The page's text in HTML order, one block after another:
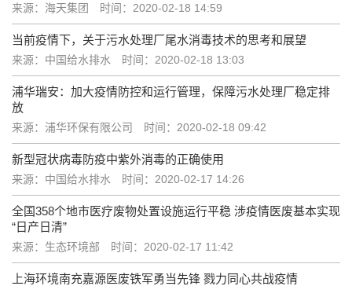
来源：海天集团 时间：2020-02-18 14:59
当前疫情下，关于污水处理厂尾水消毒技术的思考和展望
来源：中国给水排水 时间：2020-02-18 13:03
浦华瑞安：加大疫情防控和运行管理，保障污水处理厂稳定排
放
来源：浦华环保有限公司 时间：2020-02-18 09:42
新型冠状病毒防疫中紫外消毒的正确使用
来源：中国给水排水 时间：2020-02-17 14:26
全国358个地市医疗废物处置设施运行平稳 涉疫情医废基本实现
“日产日清”
来源：生态环境部 时间：2020-02-17 11:42
上海环境南充嘉源医废铁军勇当先锋 戮力同心共战疫情